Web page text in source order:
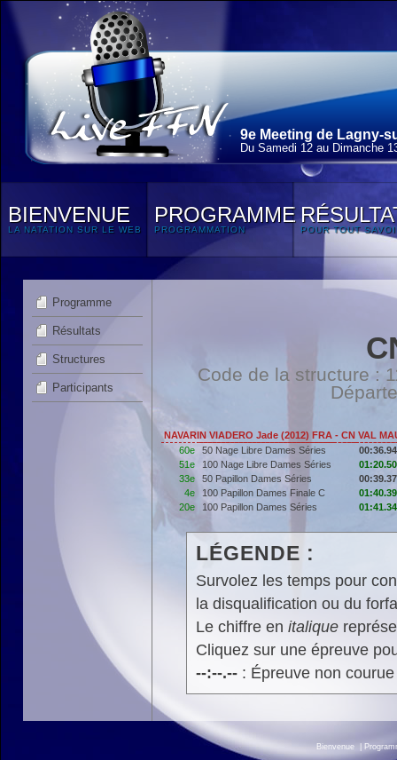
9e Meeting de Lagny-
Du Samedi 12 au Dimanche
BIENVENUE
LA NATATION SUR LE WEB
PROGRAMME
PROGRAMMATION POUR TOUT
Programme
Résultats
Structures
Participants
Code de la structure :
NAVARIN VIADERO Jade (2012) FRA - CN VAL
60e
50 Nage Libre Dames Séries
00:36.94
51e
100 Nage Libre Dames Séries
01:20.50
33e
50 Papillon Dames Séries
00:39.37
4e
100 Papillon Dames Finale C
01:40.39
20e
100 Papillon Dames Séries 01:41.34
LÉGENDE :
Survolez les temps pour
la disqualification ou du
Le chiffre en italique
Cliquez sur une épreuve
--:--.--: Épreuve non
Bienvenue